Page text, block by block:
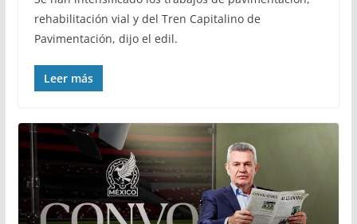
rehabilitación vial y del Tren Capitalino de
Pavimentación, dijo el edil.
Leer más